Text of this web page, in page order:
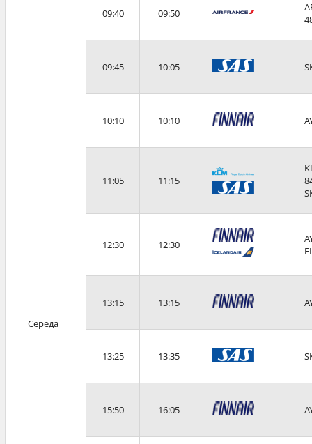
Середа
09:40 09:50
09:45 10:05
10:10 10:10
11:05 11:15
12:30 12:30
13:15 13:15
13:25 13:35
15:50 16:05